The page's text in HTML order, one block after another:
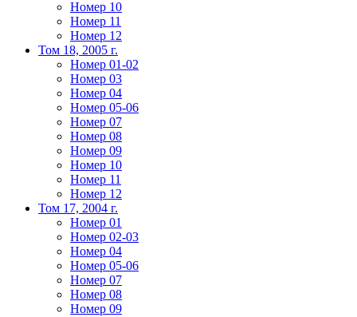
Номер 10
Номер 11
Номер 12
Том 18, 2005 г.
Номер 01-02
Номер 03
Номер 04
Номер 05-06
Номер 07
Номер 08
Номер 09
Номер 10
Номер 11
Номер 12
Том 17, 2004 г.
Номер 01
Номер 02-03
Номер 04
Номер 05-06
Номер 07
Номер 08
Номер 09